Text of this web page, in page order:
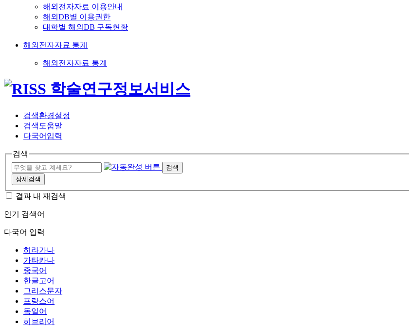
해외전자자료 이용안내
해외DB별 이용권한
대학별 해외DB 구독현황
해외전자자료 통계
해외전자자료 통계
검색환경설정
검색도움말
다국어입력
검색
검색
상세검색
결과 내 재검색
인기 검색어
다국어 입력
히라가나
가타카나
중국어
한글고어
그리스문자
프랑스어
독일어
히브리어